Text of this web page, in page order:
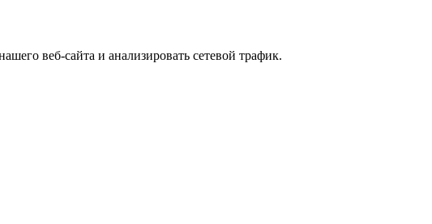
веб-сайта и анализировать сетевой трафик.